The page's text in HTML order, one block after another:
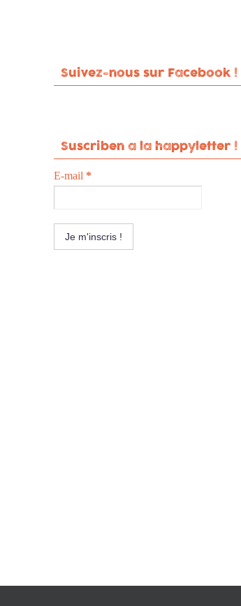
Suivez-nous sur Facebook !
Suscriben a la happyletter !
E-mail *